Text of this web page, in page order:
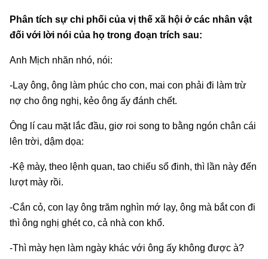
Phân tích sự chi phối của vị thế xã hội ở các nhân vật
đối với lời nói của họ trong đoạn trích sau:
Anh Mịch nhăn nhó, nói:
-Lạy ông, ông làm phúc cho con, mai con phải đi làm trừ
nợ cho ông nghị, kẻo ông ấy đánh chết.
Ông lí cau mặt lắc đầu, giơ roi song to bằng ngón chân cái
lên trời, dậm dọa:
-Kệ mày, theo lệnh quan, tao chiếu sổ đinh, thì lần này đến
lượt mày rồi.
-Cắn cỏ, con lạy ông trăm nghìn mớ lạy, ông mà bắt con đi
thì ông nghị ghét co, cả nhà con khổ.
-Thì mày hẹn làm ngày khác với ông ấy không được à?